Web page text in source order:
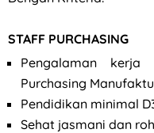
STAFF PURCHASING
Pengalaman
Purchasing
Pendidikan minimal
Sehat jasmani dan